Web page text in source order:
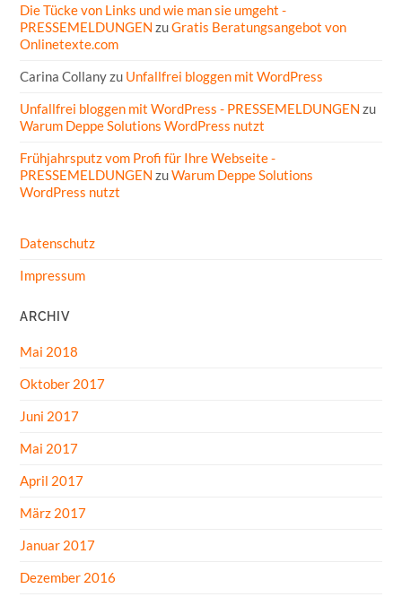
Die Tücke von Links und wie man sie umgeht -
PRESSEMELDUNGEN zuGratis Beratungsangebot von
Onlinetexte.com
Carina Collanyzu Unfallfrei bloggen mit WordPress
Unfallfrei bloggen mit WordPress - PRESSEMELDUNGEN zu
Warum Deppe Solutions WordPress nutzt
Frühjahrsputz vom Profi für Ihre Webseite -
PRESSEMELDUNGEN zuWarum Deppe Solutions
WordPress nutzt
Datenschutz
Impressum
ARCHIV
Mai 2018
Oktober 2017
Juni 2017
Mai 2017
April 2017
März 2017
Januar 2017
Dezember 2016